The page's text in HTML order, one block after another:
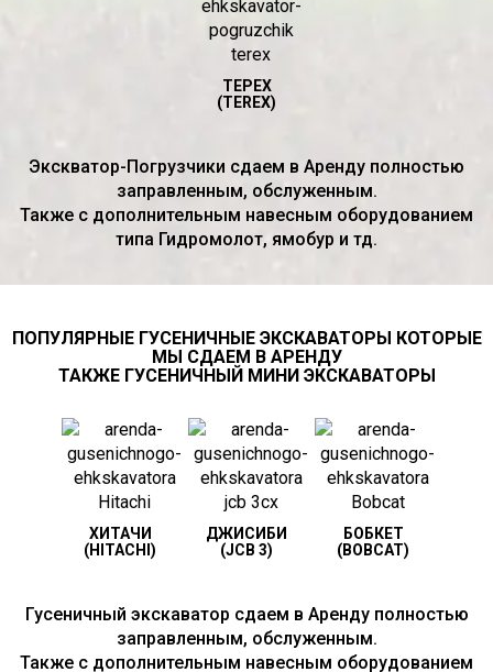
ТЕРЕХ
(TEREX)
Экскватор-Погрузчики сдаем в Аренду полностью
заправленным, обслуженным.
Также с дополнительным навесным оборудованием
типа Гидромолот, ямобур и тд.
ПОПУЛЯРНЫЕ ГУСЕНИЧНЫЕ ЭКСКАВАТОРЫ КОТОРЫЕ
МЫ СДАЕМ В АРЕНДУ
ТАКЖЕ ГУСЕНИЧНЫЙ МИНИ ЭКСКАВАТОРЫ
ХИТАЧИ
(HITACHI)
ДЖИСИБИ
(JCB 3)
БОБКЕТ
(BOBCAT)
Гусеничный экскаватор сдаем в Аренду полностью
заправленным, обслуженным.
Также с дополнительным навесным оборудованием